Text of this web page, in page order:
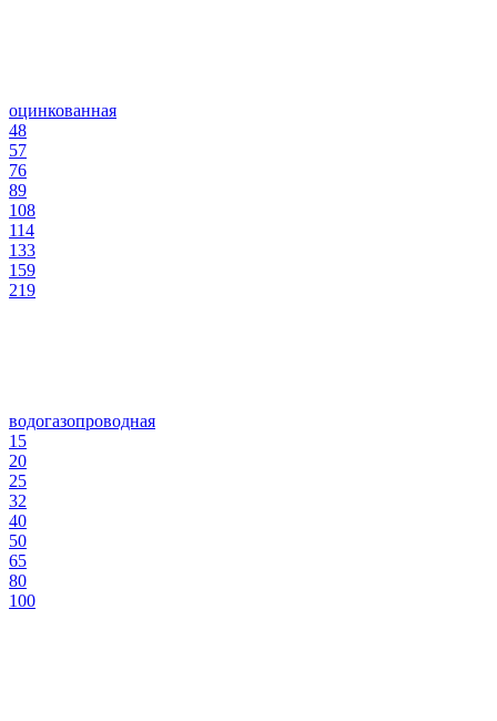
оцинкованная
48
57
76
89
108
114
133
159
219
водогазопроводная
15
20
25
32
40
50
65
80
100